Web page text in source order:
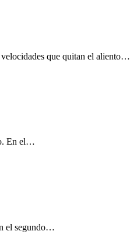
velocidades que quitan el aliento…
En el…
el segundo…